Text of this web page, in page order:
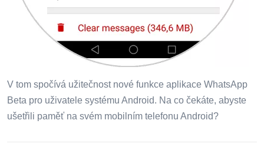
V tom spočívá užitečnost nové funkce aplikace WhatsApp
Beta pro uživatele systému Android. Na co čekáte, abyste
ušetřili paměť na svém mobilním telefonu Android?